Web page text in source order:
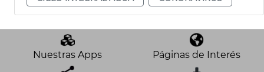
Nuestras Apps Páginas de Interés